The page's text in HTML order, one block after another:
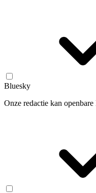
Bluesky
Onze redactie kan